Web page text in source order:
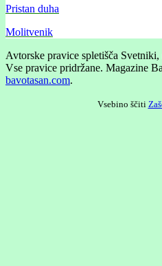
Pristan duha
Molitvenik
Avtorske pravice spletišča
Vse pravice pridržane. Magazine
bavotasan.com.
Vsebino ščiti